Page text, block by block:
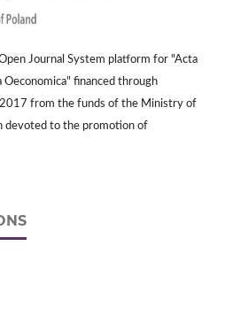
Journal System platform for "Acta
Oeconomica" financed through
from the funds of the Ministry of
devoted to the promotion of